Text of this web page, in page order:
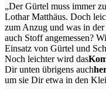
„Der Gürtel muss immer
Lothar Matthäus. Doch
zum Anzug und was in
auch Stoff angemessen?
Einsatz von Gürtel und
Noch leichter wird das
Dir unten übrigens auch
um sie Dir etwa in den